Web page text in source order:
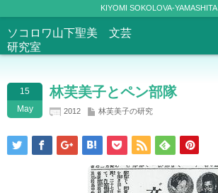
KIYOMI SOKOLOVA-YAMASHITA
ソコロワ山下聖美 文芸
研究室
15
May
林芙美子とペン部隊
2012 林芙美子の研究